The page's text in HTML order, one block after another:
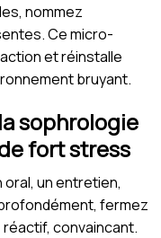
nommez
Ce micro-
et réinstalle
bruyant.
sophrologie
fort stress
un entretien,
fermez
convaincant.